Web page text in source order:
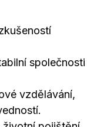
společnosti
vzdělávání,